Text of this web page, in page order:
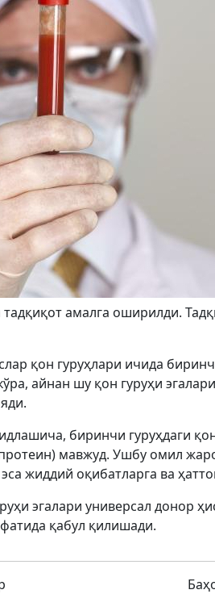
амалга оширилди.
қон гуруҳлари ичида
айнан шу қон гуруҳи
биринчи гуруҳдаги
мавжуд. Ушбу омил
жиддий оқибатларга ва
эгалари универсал донор
қабул қилишади.